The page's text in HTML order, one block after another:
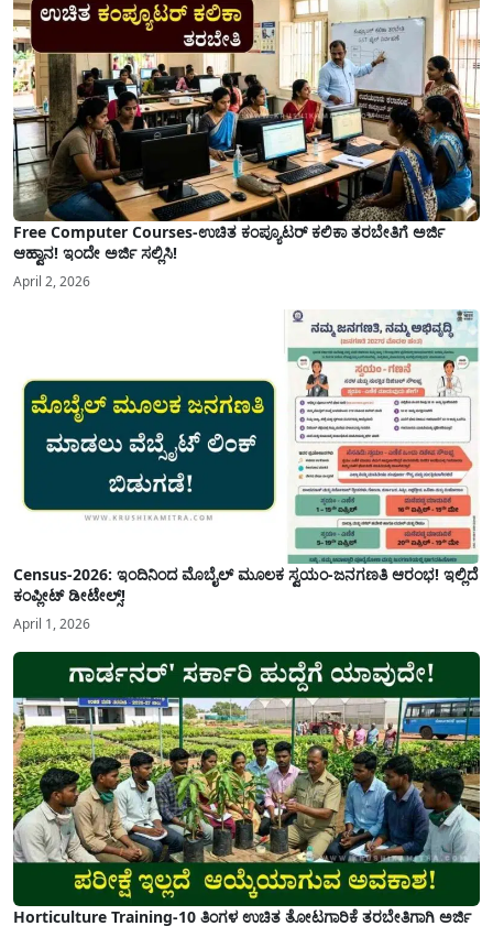
Free Computer Courses-ಉಚಿತ ಕಂಪ್ಯೂಟರ್ ಕಲಿಕಾ ತರಬೇತಿಗೆ ಅರ್ಜಿ
ಆಹ್ವಾನ! ಇಂದೇ ಅರ್ಜಿ ಸಲ್ಲಿಸಿ!
April 2, 2026
Census-2026: ಇಂದಿನಿಂದ ಮೊಬೈಲ್ ಮೂಲಕ ಸ್ವಯಂ-ಜನಗಣತಿ ಆರಂಭ! ಇಲ್ಲಿದೆ
ಕಂಪ್ಲೀಟ್ ಡೀಟೇಲ್ಸ್!
April 1, 2026
Horticulture Training-10 ತಿಂಗಳ ಉಚಿತ ತೋಟಗಾರಿಕೆ ತರಬೇತಿಗಾಗಿ ಅರ್ಜಿ